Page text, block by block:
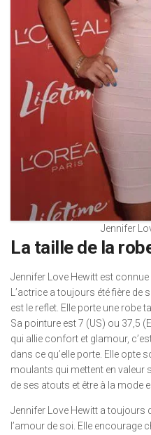
Jennifer
La taille de la
Jennifer Love Hewitt est
L’actrice a toujours été fière
est le reflet. Elle porte une robe
Sa pointure est 7 (US) ou 37,5
qui allie confort et glamour,
dans ce qu’elle porte. Elle opte
moulants qui mettent en valeur
de ses atouts et être à la mode
Jennifer Love Hewitt a toujours
l’amour de soi. Elle encourage